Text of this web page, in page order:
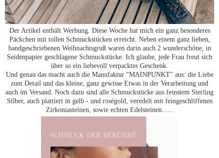
Der Artikel enthält Werbung. Diese Woche hat mich ein ganz besonderes
Päckchen mit tollen Schmuckstücken erreicht. Neben einem ganz lieben,
handgeschriebenen Weihnachtsgruß waren darin auch 2 wunderschöne, in
Seidenpapier geschlagene Schmuckstücke. Ich glaube, jede Frau freut sich
über so ein liebevoll verpacktes Geschenk.
Und genau das macht auch die Manufaktur "MAINPUNKT" aus: die Liebe
zum Detail und das kleine, ganz gewisse Etwas in der Verarbeitung und
auch im Versand. Noch dazu sind alle Schmuckstücke aus feinstem Sterling
Silber, auch plattiert in gelb - und roségold, veredelt mit feingeschliffenen
Zirkoniasteinen, sowie echten Edelsteinen......